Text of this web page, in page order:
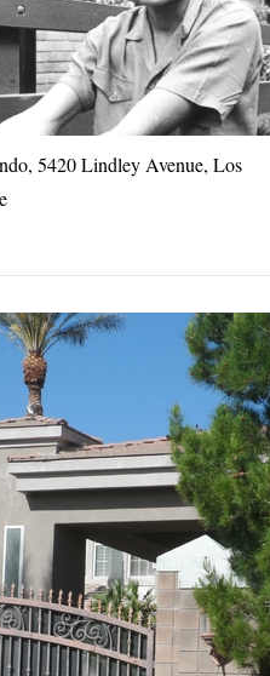
5420 Lindley Avenue, Los